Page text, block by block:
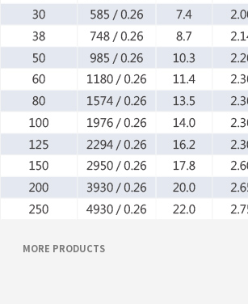
MORE PRODUCTS